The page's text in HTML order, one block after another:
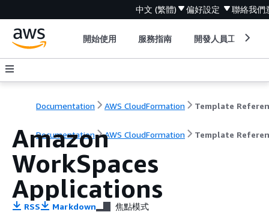
中文 (繁體) 偏好設定 聯絡我們
開始使用 服務指南 開發人員工具
Documentation AWS CloudFormation Template
Documentation AWS CloudFormation Template
Amazon
WorkSpaces
Applications
RSS Markdown 焦點模式